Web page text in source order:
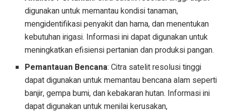
digunakan untuk memantau kondisi tanaman,
mengidentifikasi penyakit dan hama, dan menentukan
kebutuhan irigasi. Informasi ini dapat digunakan untuk
meningkatkan efisiensi pertanian dan produksi pangan.
Pemantauan Bencana: Citra satelit resolusi tinggi
dapat digunakan untuk memantau bencana alam seperti
banjir, gempa bumi, dan kebakaran hutan. Informasi ini
dapat digunakan untuk menilai kerusakan,